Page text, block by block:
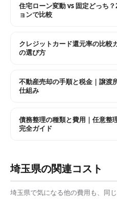
住宅ローン変動 vs 固定どっち
ョンで比較
クレジットカード還元率の比較
の選び方
不動産売却の手順と税金｜譲渡
仕組み
債務整理の種類と費用｜任意整
完全ガイド
埼玉県の関連コスト
埼玉県で気になる他の費用も、同